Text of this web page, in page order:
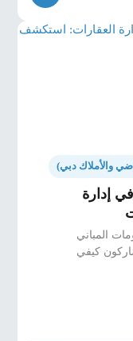
إدارة
المباني
كيفي